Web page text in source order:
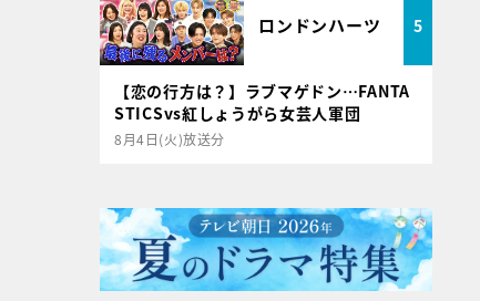
ロンドンハーツ 5
【恋の行方は？】ラブマゲドン…FANTA
STICSvs紅しょうがら女芸人軍団
8月4日(火)放送分